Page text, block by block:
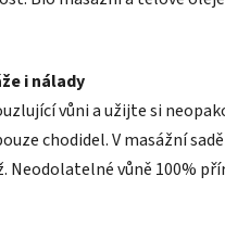
i nálady
vůni a užijte si
chodidel. V masážní
Neodolatelné vůně 100%